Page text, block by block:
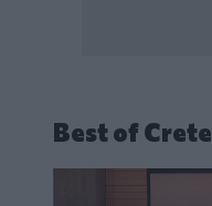
Best of Crete